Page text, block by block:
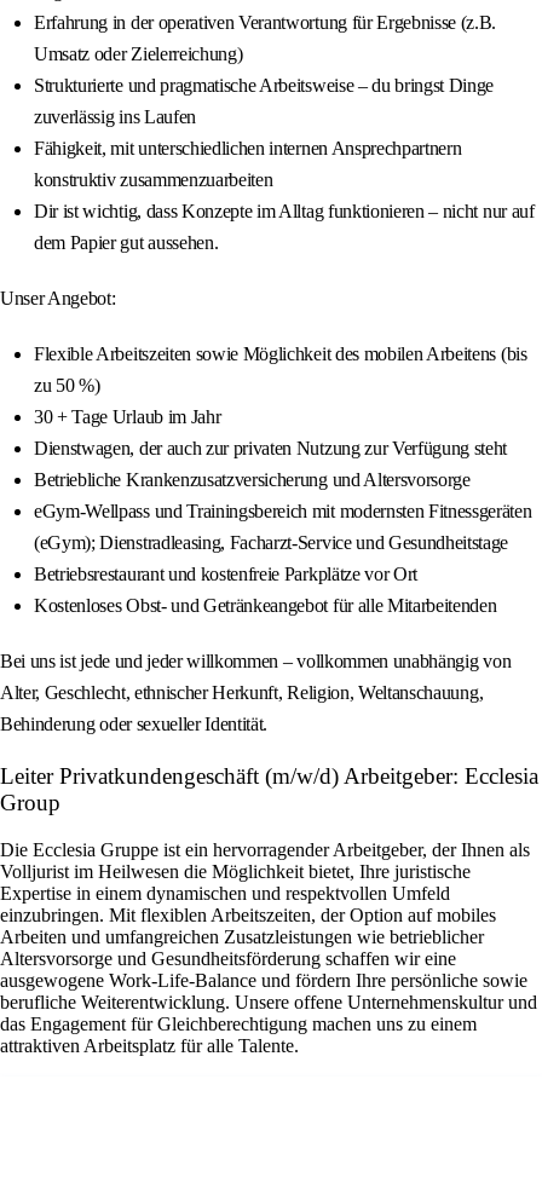
Erfahrung in der operativen Verantwortung für Ergebnisse (z.B.
Umsatz oder Zielerreichung)
Strukturierte und pragmatische Arbeitsweise – du bringst Dinge
zuverlässig ins Laufen
Fähigkeit, mit unterschiedlichen internen Ansprechpartnern
konstruktiv zusammenzuarbeiten
Dir ist wichtig, dass Konzepte im Alltag funktionieren – nicht nur auf
dem Papier gut aussehen.
Unser Angebot:
Flexible Arbeitszeiten sowie Möglichkeit des mobilen Arbeitens (bis
zu 50 %)
30 + Tage Urlaub im Jahr
Dienstwagen, der auch zur privaten Nutzung zur Verfügung steht
Betriebliche Krankenzusatzversicherung und Altersvorsorge
eGym‑Wellpass und Trainingsbereich mit modernsten Fitnessgeräten
(eGym); Dienstradleasing, Facharzt‑Service und Gesundheitstage
Betriebsrestaurant und kostenfreie Parkplätze vor Ort
Kostenloses Obst‑ und Getränkeangebot für alle Mitarbeitenden
Bei uns ist jede und jeder willkommen – vollkommen unabhängig von
Alter, Geschlecht, ethnischer Herkunft, Religion, Weltanschauung,
Behinderung oder sexueller Identität.
Leiter Privatkundengeschäft (m/w/d) Arbeitgeber: Ecclesia
Group
Die Ecclesia Gruppe ist ein hervorragender Arbeitgeber, der Ihnen als
Volljurist im Heilwesen die Möglichkeit bietet, Ihre juristische
Expertise in einem dynamischen und respektvollen Umfeld
einzubringen. Mit flexiblen Arbeitszeiten, der Option auf mobiles
Arbeiten und umfangreichen Zusatzleistungen wie betrieblicher
Altersvorsorge und Gesundheitsförderung schaffen wir eine
ausgewogene Work-Life-Balance und fördern Ihre persönliche sowie
berufliche Weiterentwicklung. Unsere offene Unternehmenskultur und
das Engagement für Gleichberechtigung machen uns zu einem
attraktiven Arbeitsplatz für alle Talente.